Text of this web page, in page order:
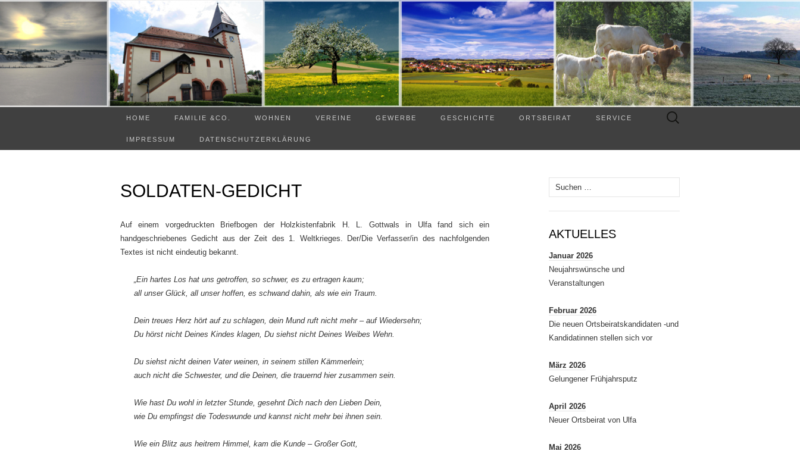
HOME FAMILIE &CO. WOHNEN VEREINE GEWERBE GESCHICHTE ORTSBEIRAT SERVICE
IMPRESSUM DATENSCHUTZERKLÄRUNG
Suchen
SOLDATEN-GEDICHT
Auf einem vorgedruckten Briefbogen der Holzkistenfabrik H. L. Gottwals in Ulfa fand sich ein
handgeschriebenes Gedicht aus der Zeit des 1. Weltkrieges. Der/Die Verfasser/in des nachfolgenden
Textes ist nicht eindeutig bekannt.
„Ein hartes Los hat uns getroffen, so schwer, es zu ertragen kaum;
all unser Glück, all unser hoffen, es schwand dahin, als wie ein Traum.
Dein treues Herz hört auf zu schlagen, dein Mund ruft nicht mehr – auf Wiedersehn;
Du hörst nicht Deines Kindes klagen, Du siehst nicht Deines Weibes Wehn.
Du siehst nicht deinen Vater weinen, in seinem stillen Kämmerlein;
auch nicht die Schwester, und die Deinen, die trauernd hier zusammen sein.
Wie hast Du wohl in letzter Stunde, gesehnt Dich nach den Lieben Dein,
wie Du empfingst die Todeswunde und kannst nicht mehr bei ihnen sein.
Wie ein Blitz aus heitrem Himmel, kam die Kunde – Großer Gott,
Suchen
nach:
AKTUELLES
Januar 2026
Neujahrswünsche und
Veranstaltungen
Februar 2026
Die neuen Ortsbeiratskandidaten -und
Kandidatinnen stellen sich vor
März 2026
Gelungener Frühjahrsputz
April 2026
Neuer Ortsbeirat von Ulfa
Mai 2026